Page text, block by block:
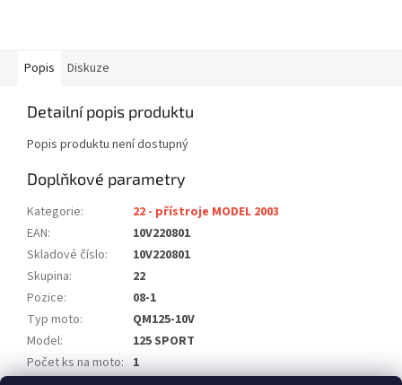
Popis Diskuze
Detailní popis produktu
Popis produktu není dostupný
Doplňkové parametry
Kategorie:
22 - přístroje MODEL 2003
EAN:
10V220801
Skladové číslo:
10V220801
Skupina:
22
Pozice:
08-1
Typ moto:
QM125-10V
Model:
125 SPORT
Počet ks na moto: 1